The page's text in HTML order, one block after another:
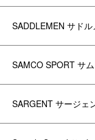
SADDLEMEN サドル
SAMCO SPORT サ
SARGENT サージェ